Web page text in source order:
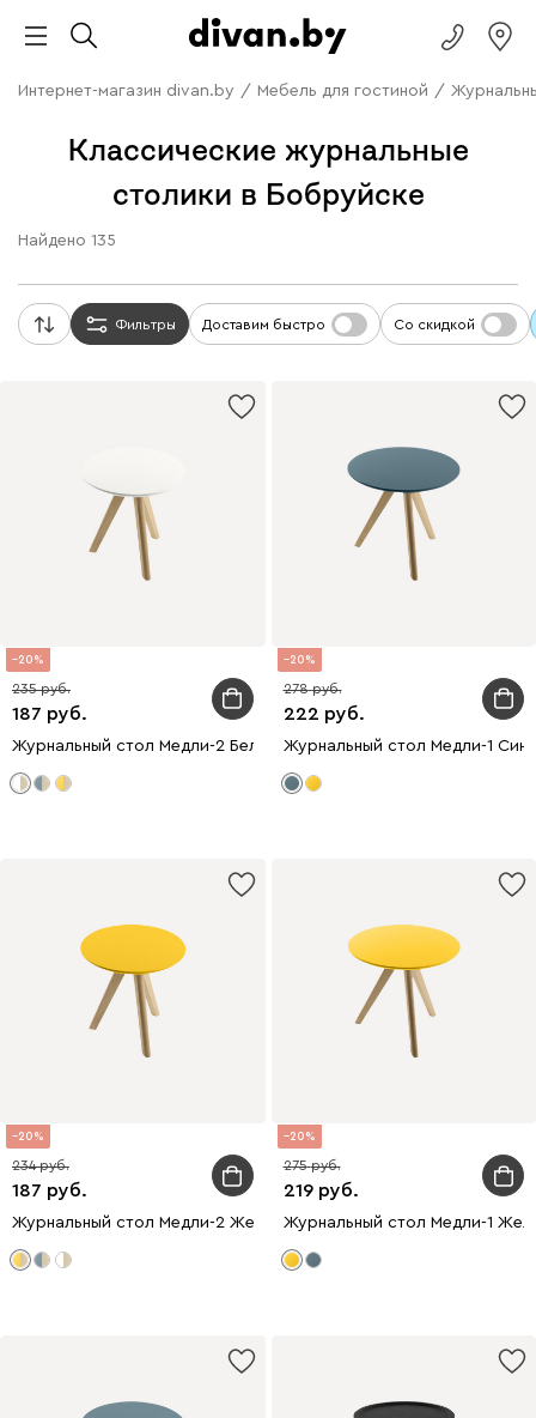
Интернет-магазин divan.by / Мебель для гостиной /
Классические журнальные
столики в Бобруйске
Найдено 135
Фильтры Доставим быстро Со скидкой
20
187
235
Журнальный стол Медли-2 Белый
20
222
278
Журнальный стол Медли-1
20
187
234
Журнальный стол Медли-2 Желтый
20
219
275
Журнальный стол Медли-1